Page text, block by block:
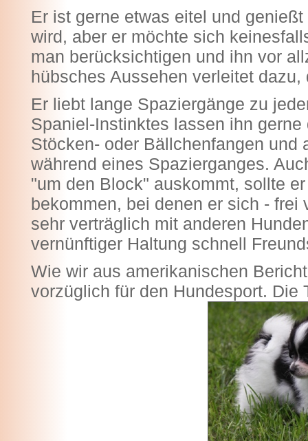
Er ist gerne etwas eitel und
wird, aber er möchte sich
man berücksichtigen und ihn vor
hübsches Aussehen verleitet
Er liebt lange Spaziergänge zu
Spaniel-Instinktes lassen ihn
Stöcken- oder Bällchenfangen
während eines Spazierganges.
"um den Block" auskommt, sollte
bekommen, bei denen er sich -
sehr verträglich mit anderen
vernünftiger Haltung schnell
Wie wir aus amerikanischen
vorzüglich für den Hundesport. Die